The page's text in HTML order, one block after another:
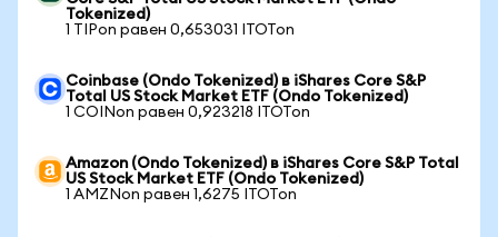
Tokenized)
1 TIPon равен 0,653031 ITOTon
Coinbase (Ondo Tokenized) в iShares Core S&P
Total US Stock Market ETF (Ondo Tokenized)
1 COINon равен 0,923218 ITOTon
Amazon (Ondo Tokenized) в iShares Core S&P Total
US Stock Market ETF (Ondo Tokenized)
1 AMZNon равен 1,6275 ITOTon